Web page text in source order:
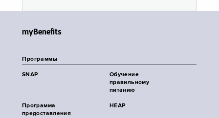
myBenefits
Программы
SNAP
Обучение
правильному
питанию
Программа
предоставления
HEAP